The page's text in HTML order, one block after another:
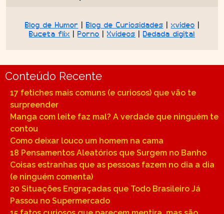
Blog de Humor | Blog de Curiosidades | xvideo |
Buceta flix | Porno | Xvideos | Dedada digital
Conteúdo Recente
17 fetiches mais comuns (e curiosos) que vão te
surpreender
Manga com leite faz mal? A verdade que ninguém te
contou
Como deixar louco um homem na cama
18 Pensamentos Aleatórios que Surgem no Banho
Coisas estranhas que as pessoas fazem no dia a dia
(e ninguém comenta)
20 Situações Engraçadas que Todo Brasileiro Já
Passou no Supermercado